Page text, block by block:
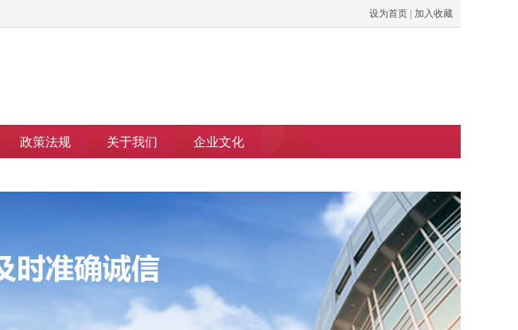
设为首页 | 加入收藏
政策法规 关于我们
企业文化